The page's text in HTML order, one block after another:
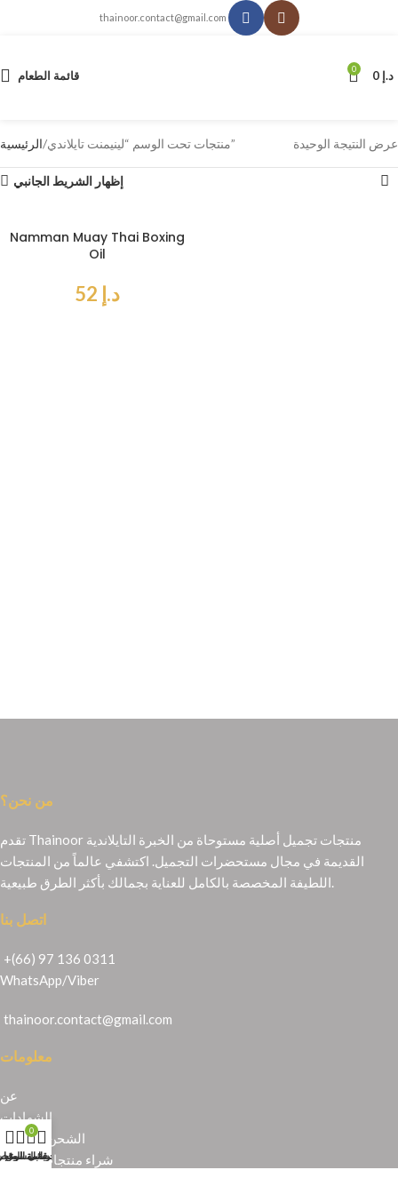
thainoor.contact@gmail.com
قائمة الطعام 0 د.إ
الرئيسية منتجات تحت الوسم “لينيمنت تايلاندي” عرض النتيجة الوحيدة
إظهار الشريط الجانبي
Namman Muay Thai Boxing
Oil
د.إ
من نحن؟
تقدم Thainoor منتجات تجميل أصلية مستوحاة من الخبرة التايلاندية
القديمة في مجال مستحضرات التجميل. اكتشفي عالماً من المنتجات
اتصل بنا
+(66) 97 136 0311
WhatsApp/Viber
thainoor.contact@gmail.com
معلومات
عن
الشهادات
الشحن والإرجاع
شراء منتجات تايلندية
قائمة
0
عربة التسوق
حسابي